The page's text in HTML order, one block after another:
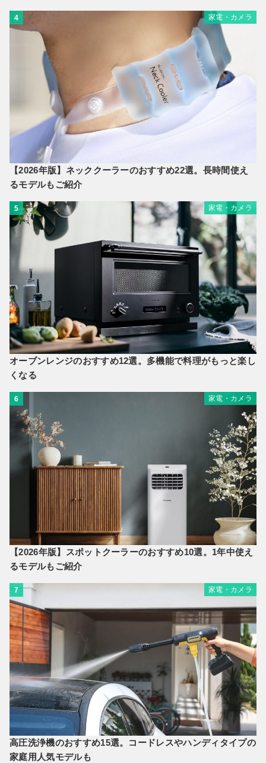
4 家電・カメラ
【2026年版】ネッククーラーのおすすめ22選。長時間使え
るモデルもご紹介
5 家電・カメラ
オーブンレンジのおすすめ12選。多機能で料理がもっと楽し
くなる
6 家電・カメラ
【2026年版】スポットクーラーのおすすめ10選。1年中使え
るモデルもご紹介
7 家電・カメラ
高圧洗浄機のおすすめ15選。コードレスやハンディタイプの
家庭用人気モデルも